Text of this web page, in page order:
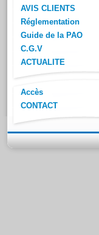
AVIS CLIENTS
Réglementation
Guide de la PAO
C.G.V
ACTUALITE
Accès
CONTACT